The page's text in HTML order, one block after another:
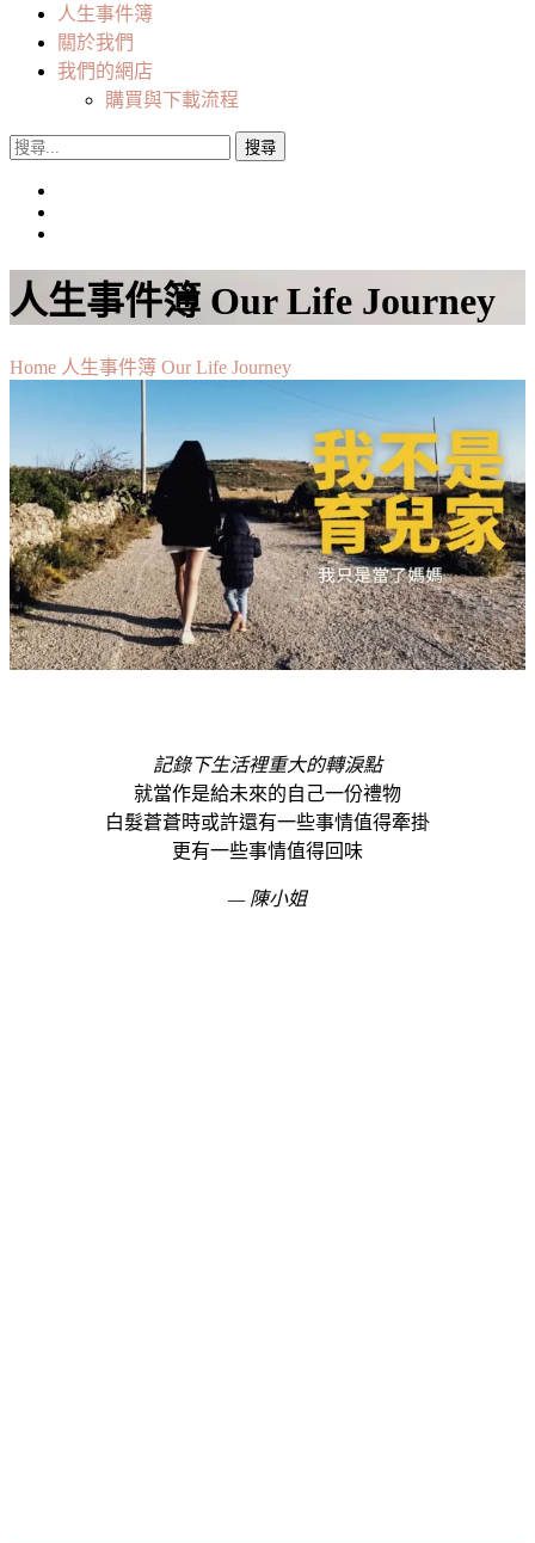
人生事件簿
關於我們
我們的網店
購買與下載流程
搜
人生事件簿 Our Life Journey
Home 人生事件簿 Our Life Journey
記錄下生活裡重大的轉淚點
就當作是給未來的自己一份禮物
白髮蒼蒼時或許還有一些事情值得牽掛
更有一些事情值得回味
— 陳小姐